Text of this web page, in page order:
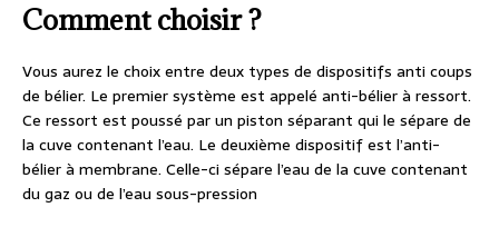
Comment choisir ?
Vous aurez le choix entre deux types de dispositifs anti coups
de bélier. Le premier système est appelé anti-bélier à ressort.
Ce ressort est poussé par un piston séparant qui le sépare de
la cuve contenant l’eau. Le deuxième dispositif est l’anti-
bélier à membrane. Celle-ci sépare l’eau de la cuve contenant
du gaz ou de l’eau sous-pression